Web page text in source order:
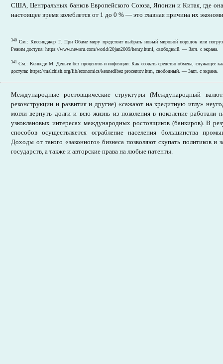
США, Центральных банков Европейского Союза, Японии и Китая, где
настоящее время колеблется от 1 до 0 % — это главная причина их
340 См.: Киссинджер Г. При Обаме миру предстоит выбрать новый мировой порядок или
Режим доступа: https://www.newsru.com/world/20jan2009/henry.html, свободный. — Загл. с экрана.
341 См.: Кеннеди М. Деньги без процентов и инфляции: Как создать средство обмена, служащее
доступа: https://malchish.org/lib/economics/kennedibez procentov.htm, свободный. — Загл. с экрана.
Международные ростовщические структуры (Международный
реконструкции и развития и другие) «сажают на кредитную иглу»
могли вернуть долги и всю жизнь из поколения в поколение работали
узкоклановых интересах международных ростовщиков (банкиров). В
способов осуществляется ограбление населения большинства
Доходы от такого «законного» бизнеса позволяют скупать политиков и
государств, а также и авторские права на любые патенты.